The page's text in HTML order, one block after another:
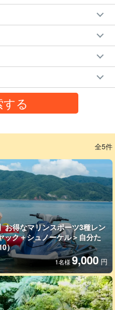
」のこと。見
も抜群で急な坂道もスイスイ
一つです。奄美大島の自然をEバ
Eバイク紹介 》 全5件
お得なマリンスポーツ3種レン
ック＋シュノーケル＞自分た
）
1名様9,000 円